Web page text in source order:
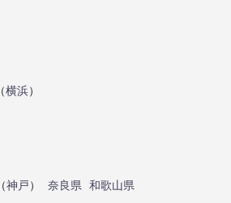
（横浜）
（神戸） 奈良県 和歌山県